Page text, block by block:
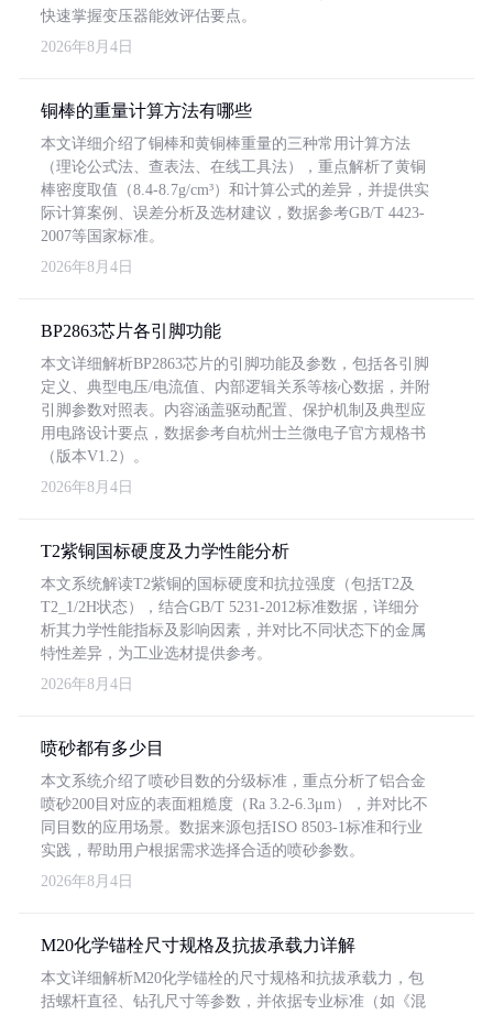
快速掌握变压器能效评估要点。
2026年8月4日
铜棒的重量计算方法有哪些
本文详细介绍了铜棒和黄铜棒重量的三种常用计算方法
（理论公式法、查表法、在线工具法），重点解析了黄铜
棒密度取值（8.4-8.7g/cm³）和计算公式的差异，并提供实
际计算案例、误差分析及选材建议，数据参考GB/T 4423-
2007等国家标准。
2026年8月4日
BP2863芯片各引脚功能
本文详细解析BP2863芯片的引脚功能及参数，包括各引脚
定义、典型电压/电流值、内部逻辑关系等核心数据，并附
引脚参数对照表。内容涵盖驱动配置、保护机制及典型应
用电路设计要点，数据参考自杭州士兰微电子官方规格书
（版本V1.2）。
2026年8月4日
T2紫铜国标硬度及力学性能分析
本文系统解读T2紫铜的国标硬度和抗拉强度（包括T2及
T2_1/2H状态），结合GB/T 5231-2012标准数据，详细分
析其力学性能指标及影响因素，并对比不同状态下的金属
特性差异，为工业选材提供参考。
2026年8月4日
喷砂都有多少目
本文系统介绍了喷砂目数的分级标准，重点分析了铝合金
喷砂200目对应的表面粗糙度（Ra 3.2-6.3μm），并对比不
同目数的应用场景。数据来源包括ISO 8503-1标准和行业
实践，帮助用户根据需求选择合适的喷砂参数。
2026年8月4日
M20化学锚栓尺寸规格及抗拔承载力详解
本文详细解析M20化学锚栓的尺寸规格和抗拔承载力，包
括螺杆直径、钻孔尺寸等参数，并依据专业标准（如《混